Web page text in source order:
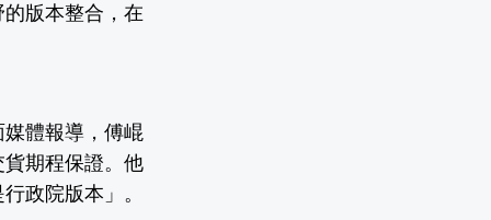
版本整合，在
體報導，傅崐
期程保證。他
政院版本」。